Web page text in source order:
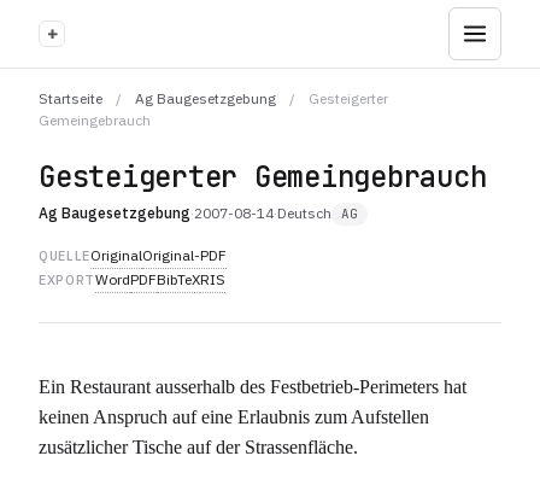
+
Startseite / Ag Baugesetzgebung /
Gesteigerter
Gemeingebrauch
Gesteigerter Gemeingebrauch
Ag Baugesetzgebung·2007-08-14·Deutsch AG
QUELLEOriginalOriginal-PDF
EXPORTWordPDFBibTeXRIS
Ein Restaurant ausserhalb des Festbetrieb-Perimeters hat
keinen Anspruch auf eine Erlaubnis zum Aufstellen
zusätzlicher Tische auf der Strassenfläche.